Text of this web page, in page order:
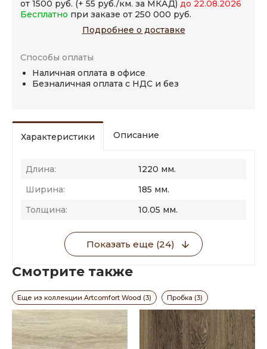
от 1500 руб. (+ 55 руб./км. за МКАД) до 22.08.2026
Бесплатно при заказе от 250 000 руб.
Подробнее о доставке
Способы оплаты
Наличная оплата в офисе
Безналичная оплата с НДС и без
Характеристики Описание
Длина:
1220 мм.
Ширина:
185 мм.
Толщина:
10.05 мм.
Показать еще (24)
Смотрите также
Еще из коллекции Artcomfort Wood (3) Пробка (3)